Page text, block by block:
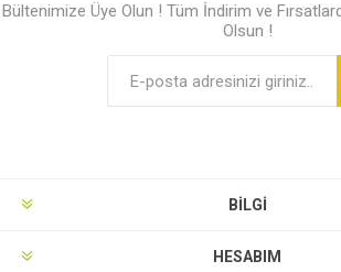
Bültenimize Üye Olun ! Tüm İndirim ve
Olsun !
BILGI
HESABIM